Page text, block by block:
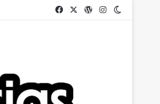
FacebookWordPress
Instagram